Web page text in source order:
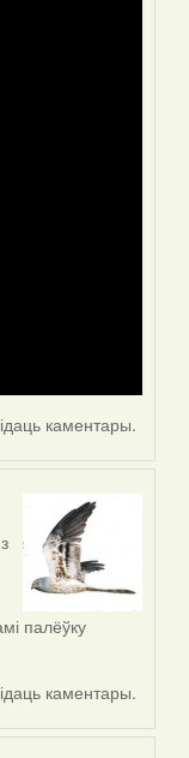
каментары.
палёўку
каментары.